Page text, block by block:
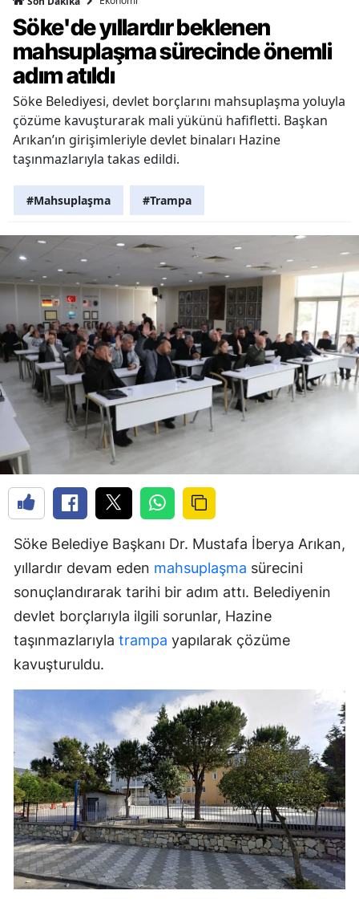
Söke'de yıllardır beklenen
mahsuplaşma sürecinde önemli
adım atıldı
Söke Belediyesi, devlet borçlarını mahsuplaşma yoluyla
çözüme kavuşturarak mali yükünü hafifletti. Başkan
Arıkan’ın girişimleriyle devlet binaları Hazine
taşınmazlarıyla takas edildi.
#Mahsuplaşma #Trampa
Söke Belediye Başkanı Dr. Mustafa İberya Arıkan,
yıllardır devam eden mahsuplaşma sürecini
sonuçlandırarak tarihi bir adım attı. Belediyenin
devlet borçlarıyla ilgili sorunlar, Hazine
taşınmazlarıyla trampa yapılarak çözüme
kavuşturuldu.